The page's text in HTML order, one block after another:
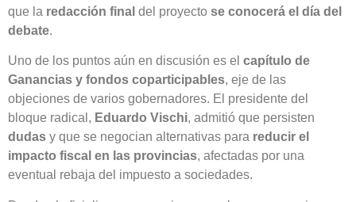
que la redacción final del proyecto se conocerá el día del
debate.
Uno de los puntos aún en discusión es el capítulo de
Ganancias y fondos coparticipables, eje de las
objeciones de varios gobernadores. El presidente del
bloque radical, Eduardo Vischi, admitió que persisten
dudas y que se negocian alternativas para reducir el
impacto fiscal en las provincias, afectadas por una
eventual rebaja del impuesto a sociedades.